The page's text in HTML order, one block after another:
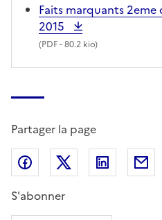
Faits marquants
2015
(PDF- 80.2 kio)
Partager la page
Partager sur Facebook
Partager sur X
S'abonner